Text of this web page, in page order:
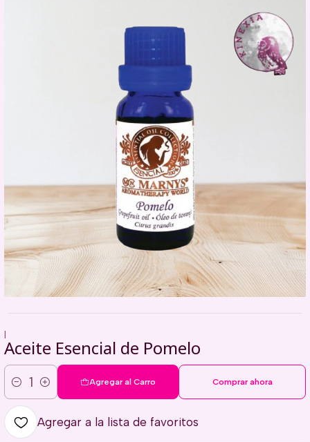
|
Aceite Esencial de Pomelo
Cantidad
Agregar al Carro Comprar ahora
Agregar a la lista de favoritos